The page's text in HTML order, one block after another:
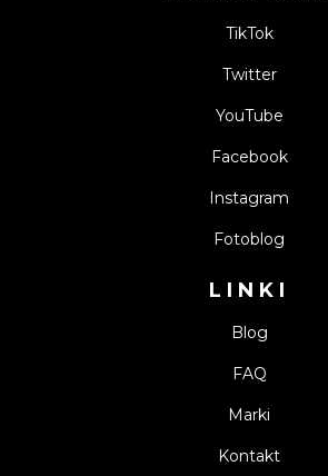
TikTok
Twitter
YouTube
Facebook
Instagram
Fotoblog
LINKI
Blog
FAQ
Marki
Kontakt